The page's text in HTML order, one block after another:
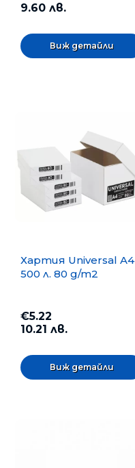
9.60 лв.
Виж детайли
Хартия Universal A4
500 л. 80 g/m2
€5.22
10.21 лв.
Виж детайли